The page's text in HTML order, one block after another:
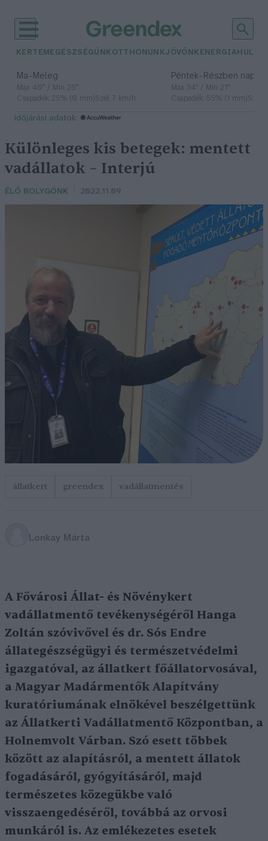
KERTEM EGÉSZSÉGÜNK OTTHONUNKJÖVŐNK ENERGIA
Ma– Meleg
Max 40° / Min 25°
Csapadék: 25% (0 mm)Szél: 7 km/h
Péntek– Részben
Max 34° / Min 21°
Csapadék: 55% (1 mm)Szél:
időjárási adatok:
Különleges kis betegek: mentett
vadállatok – Interjú
ÉLŐ BOLYGÓNK 2022.11.09
állatkert greendex vadállatmentés
Lonkay Márta
A Fővárosi Állat- és Növénykert
vadállatmentő tevékenységéről Hanga
Zoltán szóvivővel és dr. Sós Endre
állategészségügyi és természetvédelmi
igazgatóval, az állatkert főállatorvosával,
a Magyar Madármentők Alapítvány
kuratóriumának elnökével beszélgettünk
az Állatkerti Vadállatmentő Központban, a
Holnemvolt Várban. Szó esett többek
között az alapításról, a mentett állatok
fogadásáról, gyógyításáról, majd
természetes közegükbe való
visszaengedéséről, továbbá az orvosi
munkáról is. Az emlékezetes esetek